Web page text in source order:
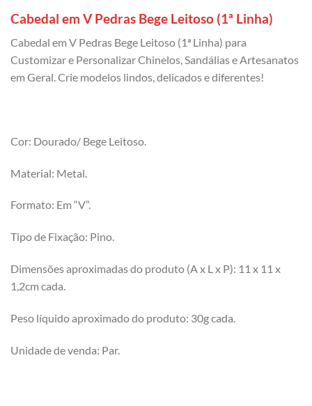
Cabedal em V Pedras Bege Leitoso (1ª Linha)
Cabedal em V Pedras Bege Leitoso (1ª Linha) para
Customizar e Personalizar Chinelos, Sandálias e Artesanatos
em Geral. Crie modelos lindos, delicados e diferentes!
Cor: Dourado/ Bege Leitoso.
Material: Metal.
Formato: Em “V”.
Tipo de Fixação: Pino.
Dimensões aproximadas do produto (A x L x P): 11 x 11 x
1,2cm cada.
Peso líquido aproximado do produto: 30g cada.
Unidade de venda: Par.